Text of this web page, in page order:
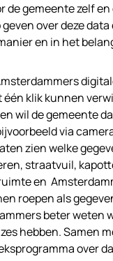
de gemeente zelf
over deze
en in het
klik kunnen
wil de gemeente
via
zien welke
straatvuil,
en
roepen als
beter weten
hebben. Samen
over